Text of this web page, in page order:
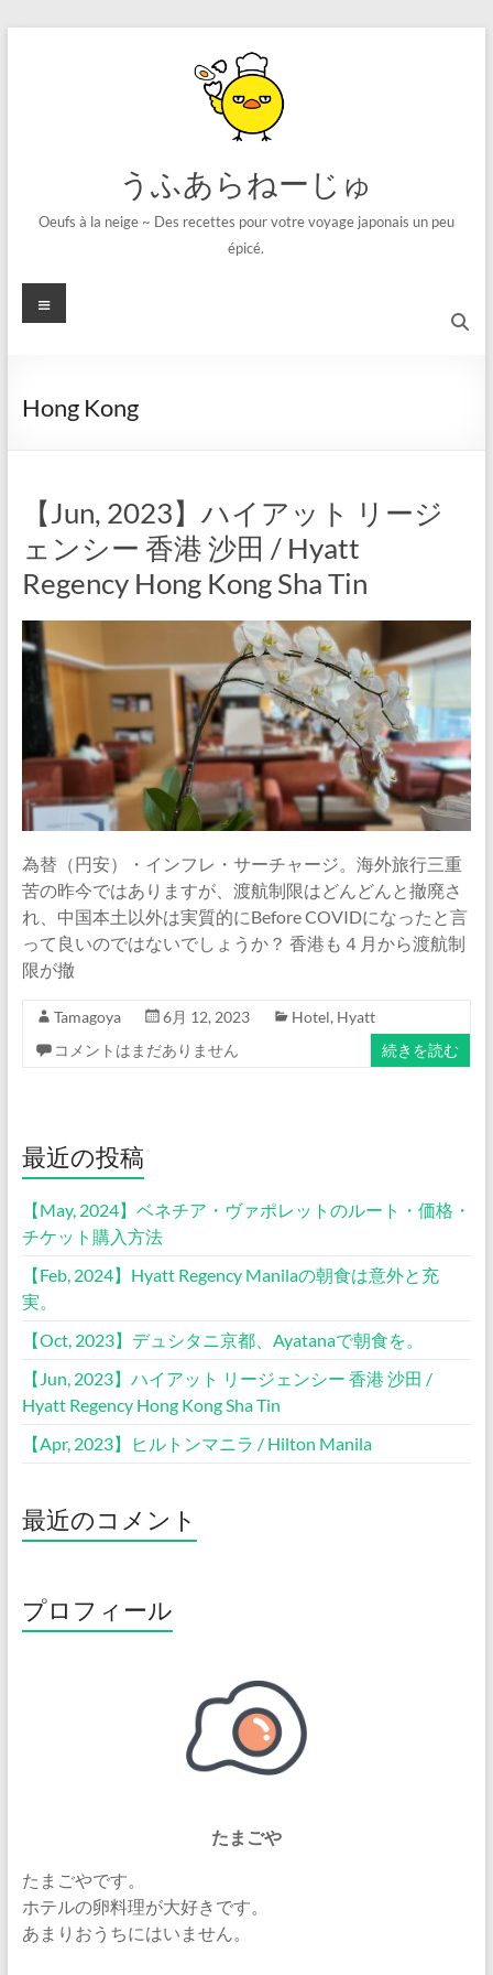
うふあらねーじゅ
Oeufs à la neige ~ Des recettes pour votre voyage japonais un peu
épicé.
メ
ニ
Hong Kong
【Jun, 2023】ハイアット リージ
ェンシー 香港 沙田 / Hyatt
Regency Hong Kong Sha Tin
為替（円安）・インフレ・サーチャージ。海外旅行三重
苦の昨今ではありますが、渡航制限はどんどんと撤廃さ
れ、中国本土以外は実質的にBefore COVIDになったと言
って良いのではないでしょうか？ 香港も４月から渡航制
限が撤
Tamagoya 6月 12, 2023 Hotel, Hyatt
コメントはまだありません
続きを読む
最近の投稿
【May, 2024】ベネチア・ヴァポレットのルート・価格・
チケット購入方法
【Feb, 2024】Hyatt Regency Manilaの朝食は意外と充
実。
【Oct, 2023】デュシタニ京都、Ayatanaで朝食を。
【Jun, 2023】ハイアット リージェンシー 香港 沙田 /
Hyatt Regency Hong Kong Sha Tin
【Apr, 2023】ヒルトンマニラ / Hilton Manila
最近のコメント
プロフィール
たまごや
たまごやです。
ホテルの卵料理が大好きです。
あまりおうちにはいません。